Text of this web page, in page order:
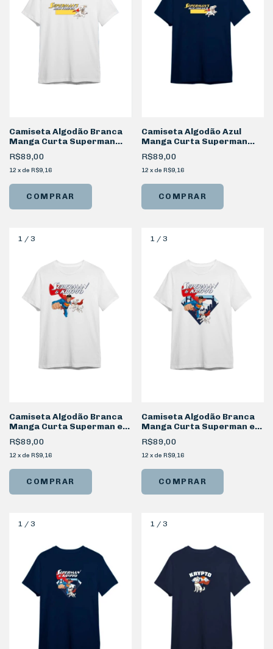
Camiseta Algodão Branca
Manga Curta Superman
Best Friends
R$89,00
12 x de R$9,16
COMPRAR
Camiseta Algodão Azul
Manga Curta Superman
Best Friends
R$89,00
12 x de R$9,16
COMPRAR
1 / 3
Camiseta Algodão Branca
Manga Curta Superman e
Krypto Flying
R$89,00
12 x de R$9,16
COMPRAR
1 / 3
Camiseta Algodão Branca
Manga Curta Superman e
Krypto Shield
R$89,00
12 x de R$9,16
COMPRAR
1 / 3 1/ 3